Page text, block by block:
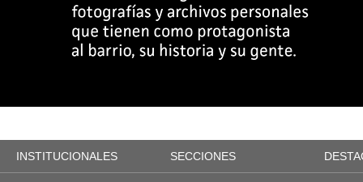
INSTITUCIONALES SECCIONES